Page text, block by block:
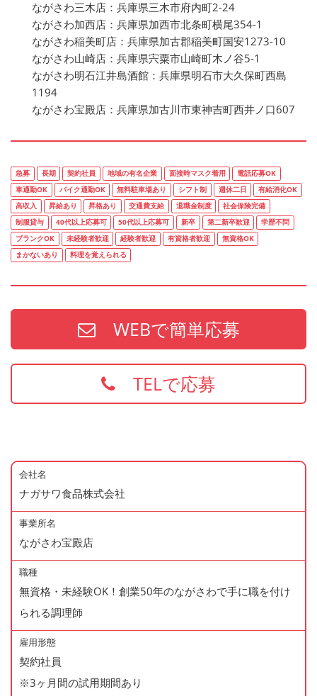
ながさわ三木店：兵庫県三木市府内町2-24
ながさわ加西店：兵庫県加西市北条町横尾354-1
ながさわ稲美町店：兵庫県加古郡稲美町国安1273-10
ながさわ山崎店：兵庫県宍粟市山崎町木ノ谷5-1
ながさわ明石江井島酒館：兵庫県明石市大久保町西島
1194
ながさわ宝殿店：兵庫県加古川市東神吉町西井ノ口607
急募 長期 契約社員 地域の有名企業 面接時マスク着用
電話応募OK
車通勤OK
バイク通勤OK 無料駐車場あり シフト制 週休二日
有給消化OK
高収入
昇給あり 昇格あり 交通費支給 退職金制度
社会保険完備
制服貸与
40代以上応募可 50代以上応募可 新卒 第二新卒歓迎
学歴不問
ブランクOK
未経験者歓迎 経験者歓迎 有資格者歓迎
無資格OK
まかないあり
料理を覚えられる
WEBで簡単応募
TELで応募
会社名
ナガサワ食品株式会社
事業所名
ながさわ宝殿店
職種
無資格・未経験OK！創業50年のながさわで手に職を付け
られる調理師
雇用形態
契約社員
※3ヶ月間の試用期間あり